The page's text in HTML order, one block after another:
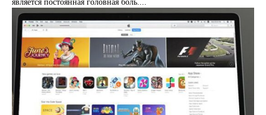
является постоянная головная боль....